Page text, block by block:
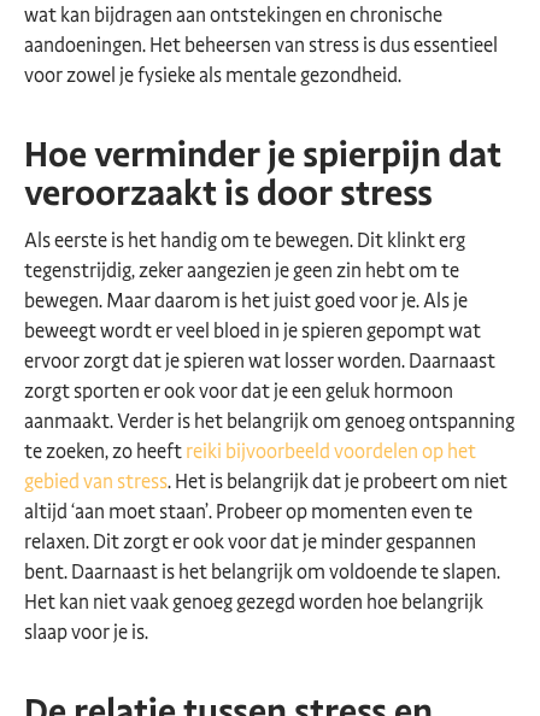
wat kan bijdragen aan ontstekingen en chronische
aandoeningen. Het beheersen van stress is dus essentieel
voor zowel je fysieke als mentale gezondheid.
Hoe verminder je spierpijn dat
veroorzaakt is door stress
Als eerste is het handig om te bewegen. Dit klinkt erg
tegenstrijdig, zeker aangezien je geen zin hebt om te
bewegen. Maar daarom is het juist goed voor je. Als je
beweegt wordt er veel bloed in je spieren gepompt wat
ervoor zorgt dat je spieren wat losser worden. Daarnaast
zorgt sporten er ook voor dat je een geluk hormoon
aanmaakt. Verder is het belangrijk om genoeg ontspanning
te zoeken, zo heeftreiki bijvoorbeeld voordelen op het
gebied van stress. Het is belangrijk dat je probeert om niet
altijd ‘aan moet staan’. Probeer op momenten even te
relaxen. Dit zorgt er ook voor dat je minder gespannen
bent. Daarnaast is het belangrijk om voldoende te slapen.
Het kan niet vaak genoeg gezegd worden hoe belangrijk
slaap voor je is.